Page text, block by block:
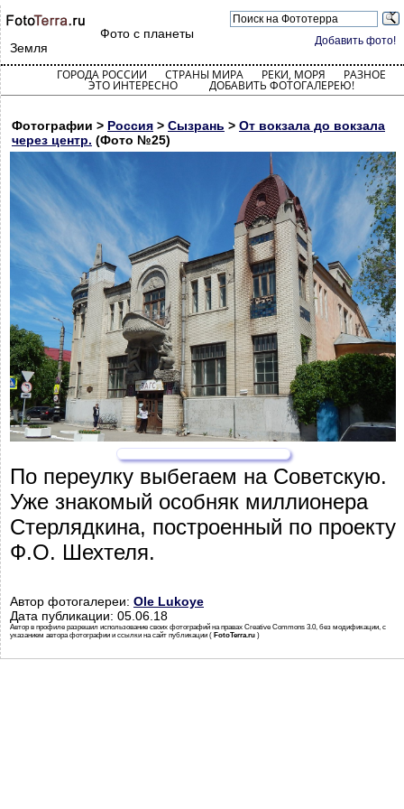
Добавить фото!
Фото с планеты
Земля
ГОРОДА РОССИИ СТРАНЫ МИРА РЕКИ, МОРЯ РАЗНОЕ
ЭТО ИНТЕРЕСНО ДОБАВИТЬ ФОТОГАЛЕРЕЮ!
Фотографии > Россия > Сызрань > От вокзала до вокзала
через центр. (Фото №25)
По переулку выбегаем на Советскую.
Уже знакомый особняк миллионера
Стерлядкина, построенный по проекту
Ф.О. Шехтеля.
Автор фотогалереи: Ole Lukoye
Дата публикации: 05.06.18
Автор в профиле разрешил использование своих фотографий на правах Creative Commons 3.0, без модификации, с
указанием автора фотографии и ссылки на сайт публикации ( FotoTerra.ru )